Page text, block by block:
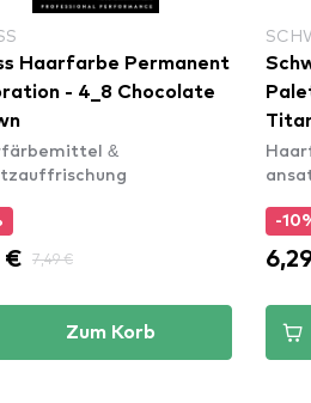
Haarfarbe Permanent
- 4_8 Chocolate
&
€ 7,49 €
Zum Korb
-